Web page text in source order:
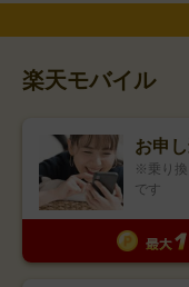
楽天モバイル
お申
※乗り換
です